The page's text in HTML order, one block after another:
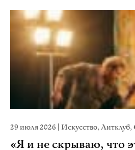
29 июля 2026 Искусство,Литклуб,
«Я и не скрываю, что